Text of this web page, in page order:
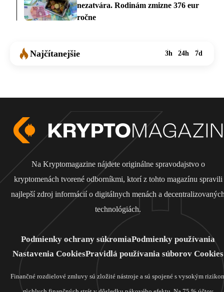
nezatvára. Rodinám zmizne 376 eur
ročne
Najčítanejšie 3h 24h 7d
Na Kryptomagazine nájdete originálne spravodajstvo o
kryptomenách tvorené odborníkmi, ktorí z tohto magazínu spravili
najlepší zdroj informácií o digitálnych menách a
technológiách.
Podmienky ochrany súkromiaPodmienky používania
Nastavenia CookiesPravidlá používania súborov Cookies
Finančné rozdielové zmluvy sú zložité nástroje a sú spojené s vysokým